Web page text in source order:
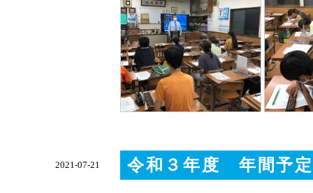
2021-07-21 令和３年度 年間予